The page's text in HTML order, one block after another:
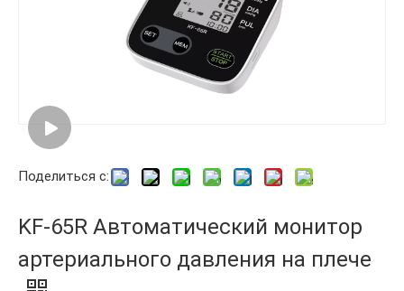
Поделиться с:
KF-65R Автоматический монитор
артериального давления на плече